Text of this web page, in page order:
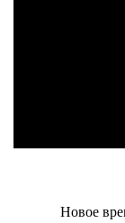
Новое